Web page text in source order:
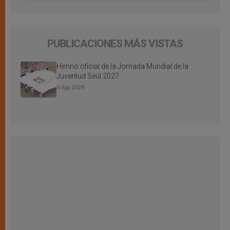
PUBLICACIONES MÁS VISTAS
Himno oficial de la Jornada Mundial de la
Juventud Seúl 2027
3 Ago 2026